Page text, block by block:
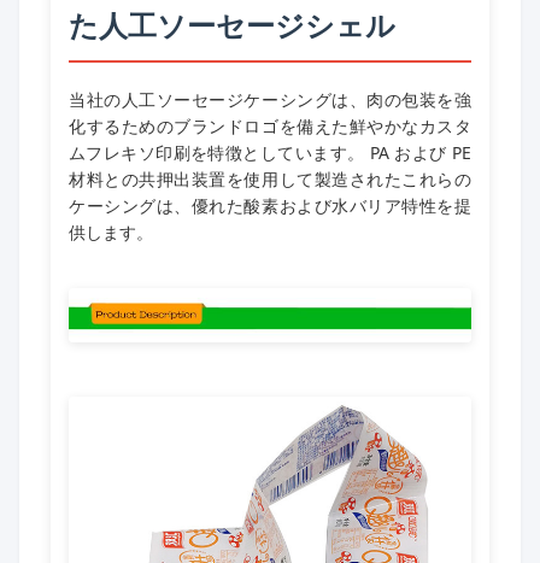
た人工ソーセージシェル
当社の人工ソーセージケーシングは、肉の包装を強
化するためのブランドロゴを備えた鮮やかなカスタ
ムフレキソ印刷を特徴としています。 PA および PE
材料との共押出装置を使用して製造されたこれらの
ケーシングは、優れた酸素および水バリア特性を提
供します。